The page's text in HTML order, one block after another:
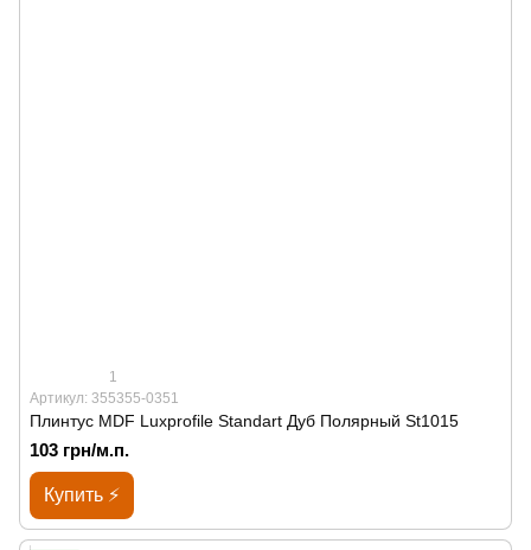
1
Артикул: 355355-0351
Плинтус MDF Luxprofile Standart Дуб Полярный St1015
103 грн/м.п.
Купить ⚡